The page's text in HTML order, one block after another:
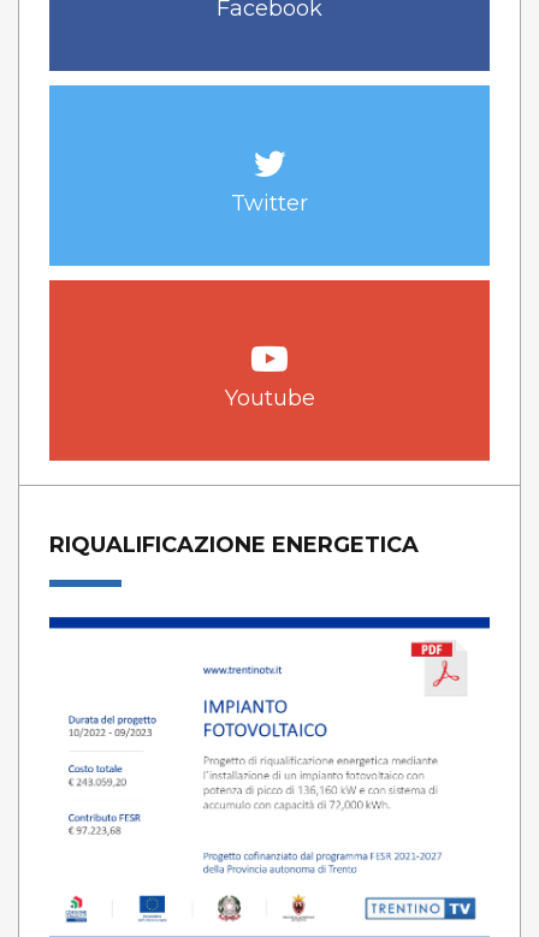
Facebook
Twitter
Youtube
RIQUALIFICAZIONE ENERGETICA